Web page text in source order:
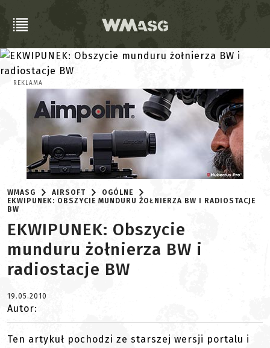
REKLAMA
WMASG AIRSOFT
OGÓLNE
EKWIPUNEK: OBSZYCIE MUNDURU ŻOŁNIERZA BW I RADIOSTACJE
BW
EKWIPUNEK: Obszycie
munduru żołnierza BW i
radiostacje BW
19.05.2010
Autor:
Ten artykuł pochodzi ze starszej wersji portalu i